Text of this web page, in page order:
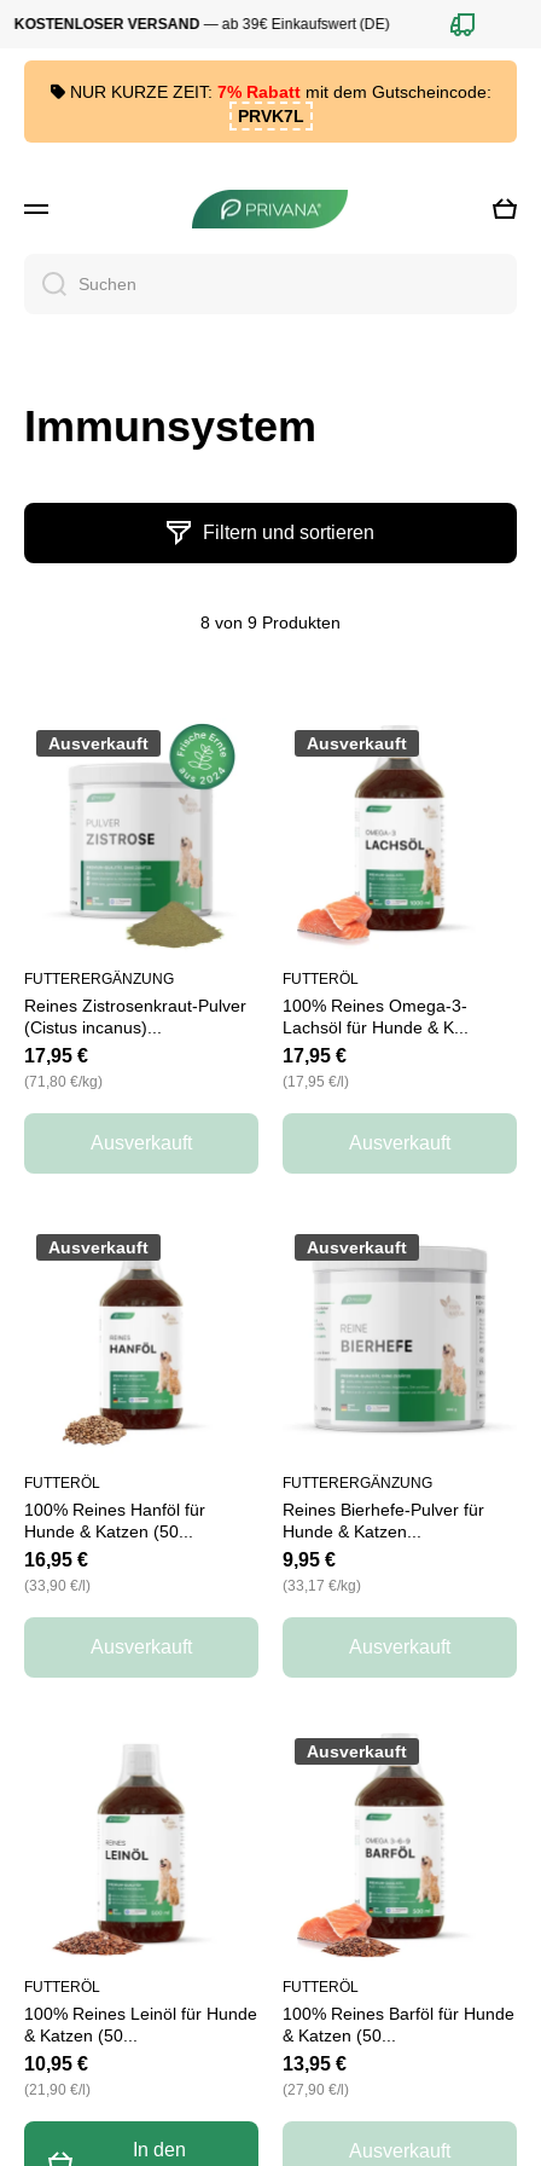
Direkt zum Inhalt
KOSTENLOSER VERSAND — ab 39€ Einkaufswert (DE)
NUR KURZE ZEIT: 7% Rabattmit dem Gutscheincode:
PRVK7L
Suchen
Immunsystem
Filtern und sortieren
8 von 9 Produkten
Ausverkauft
FUTTERERGÄNZUNG
Reines Zistrosenkraut-Pulver
(Cistus incanus)...
17,95 €
(71,80 €/
pro kg)
Ausverkauft
Ausverkauft
FUTTERÖL
100% Reines Omega-3-
Lachsöl für Hunde & K...
17,95 €
(17,95 €/
pro l)
Ausverkauft
Ausverkauft
FUTTERÖL
100% Reines Hanföl für
Hunde & Katzen (50...
16,95 €
(33,90 €/
pro l)
Ausverkauft
Ausverkauft
FUTTERERGÄNZUNG
Reines Bierhefe-Pulver für
Hunde & Katzen...
9,95 €
(33,17 €/
pro kg)
Ausverkauft
FUTTERÖL
100% Reines Leinöl für Hunde
& Katzen (50...
10,95 €
(21,90 €/
pro l)
In den
Ausverkauft
FUTTERÖL
100% Reines Barföl für Hunde
& Katzen (50...
13,95 €
(27,90 €/
pro l)
Ausverkauft